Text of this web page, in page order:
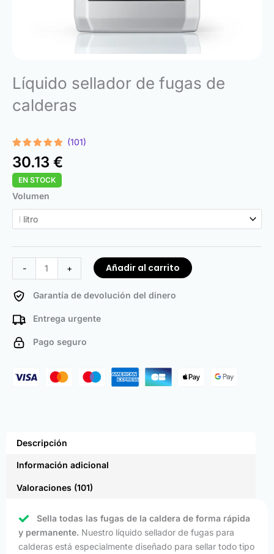
Líquido sellador de fugas de
calderas
Valorado
con4.89
de 5 en
base a
101
valoraciones
de
(101)
30.13 €
EN STOCK
Volumen
-
Boiler
Leak
Sealer
cantidad
+
Añadir al carrito
Garantía de devolución del dinero
Entrega urgente
Pago seguro
Descripción
Información adicional
Valoraciones (101)
Sella todas las fugas de la caldera de forma rápida
y permanente. Nuestro líquido sellador de fugas para
calderas está especialmente diseñado para sellar todo tipo